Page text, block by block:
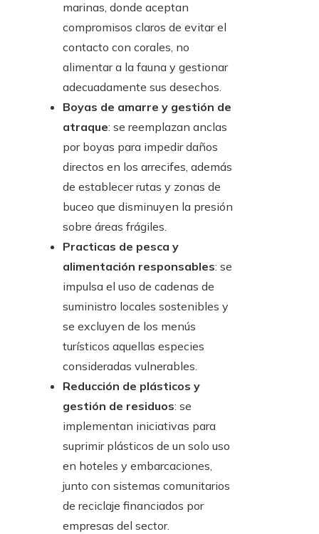
marinas, donde aceptan
compromisos claros de evitar el
contacto con corales, no
alimentar a la fauna y gestionar
adecuadamente sus desechos.
Boyas de amarre y gestión de
atraque: se reemplazan anclas
por boyas para impedir daños
directos en los arrecifes, además
de establecer rutas y zonas de
buceo que disminuyen la presión
sobre áreas frágiles.
Practicas de pesca y
alimentación responsables: se
impulsa el uso de cadenas de
suministro locales sostenibles y
se excluyen de los menús
turísticos aquellas especies
consideradas vulnerables.
Reducción de plásticos y
gestión de residuos: se
implementan iniciativas para
suprimir plásticos de un solo uso
en hoteles y embarcaciones,
junto con sistemas comunitarios
de reciclaje financiados por
empresas del sector.